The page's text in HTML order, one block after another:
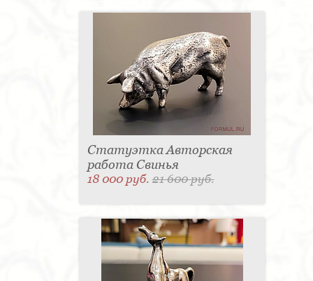
Статуэтка Авторская
работа Свинья
18 000 руб.21 600 руб.